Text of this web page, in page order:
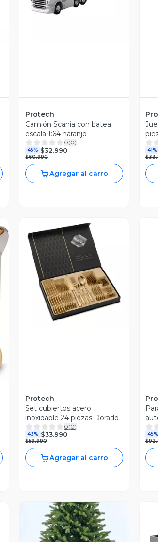
Protech
Camión Scania con batea
escala 1:64 naranjo
0(0)
45% $32.990
$60.990
Agregar al carro
41%
Vista Previa
Protech
Set cubiertos acero
inoxidable 24 piezas Dorado
0(0)
43% $33.990
$59.990
Agregar al carro
45%